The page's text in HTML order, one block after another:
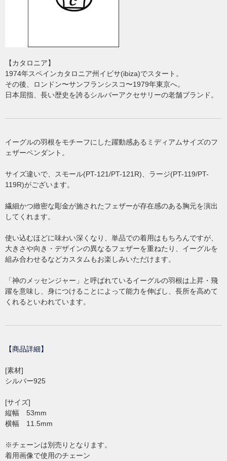
【カタロニア】
1974年スペインカタロニア州イビサ(ibiza)でスタート。
その後、ロンドン〜サンフランシスコ〜1979年東京へ。
日本屈指、長い歴史を誇るシルバーアクセサリーの老舗ブランド。
イーグルの羽根をモチーフにした躍動感あるミディアムサイズのフ
ェザーペンダント。
サイズ違いで、スモール(PT-121/PT-121R)、ラージ(PT-119/PT-
119R)がございます。
繊細かつ緻密な彫金が施されたフェザーが存在感のある胸元を演出
してくれます。
使い込むほどに味わい深くなり、単品での着用はもちろんですが、
大きさや向き・デザインの異なるフェザーを重ねたり、イーグルを
組み合わせるなどカスタムもお楽しみいただけます。
「神のメッセンジャー」と呼ばれているイーグルの羽根は上昇・飛
躍を意味し、身につけることによって能力を伸ばし、長所を高めて
くれるといわれています。
【商品詳細】
[素材]
シルバー925
[サイズ]
縦幅 53mm
横幅 11.5mm
※チェーンは別売りとなります。
着用画像で使用のチェーン